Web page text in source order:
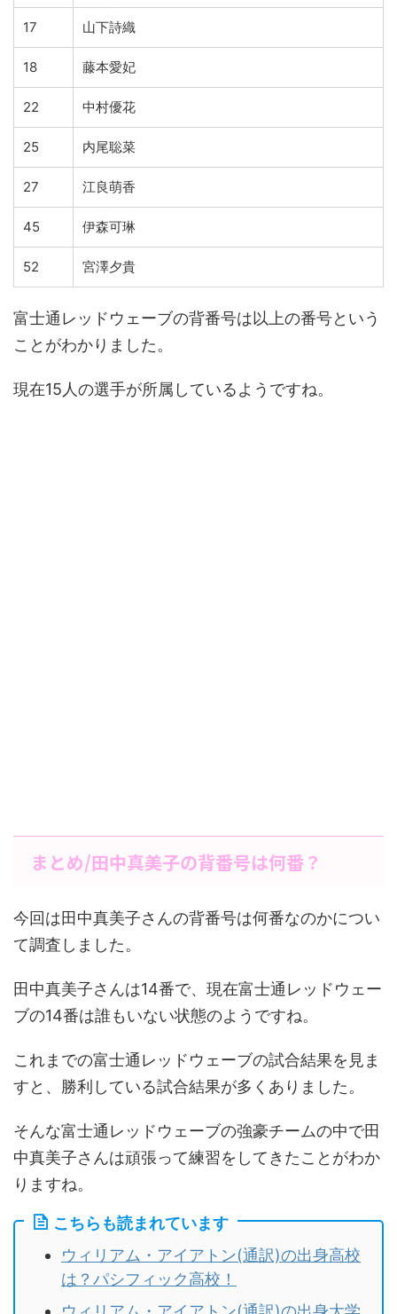
17 山下詩織
18 藤本愛妃
22 中村優花
25 内尾聡菜
27 江良萌香
45 伊森可琳
52 宮澤夕貴
富士通レッドウェーブの背番号は以上の番号という
ことがわかりました。
現在15人の選手が所属しているようですね。
まとめ/田中真美子の背番号は何番？
今回は田中真美子さんの背番号は何番なのかについ
て調査しました。
田中真美子さんは14番で、現在富士通レッドウェー
ブの14番は誰もいない状態のようですね。
これまでの富士通レッドウェーブの試合結果を見ま
すと、勝利している試合結果が多くありました。
そんな富士通レッドウェーブの強豪チームの中で田
中真美子さんは頑張って練習をしてきたことがわか
りますね。
こちらも読まれています
ウィリアム・アイアトン(通訳)の出身高校
は？パシフィック高校！